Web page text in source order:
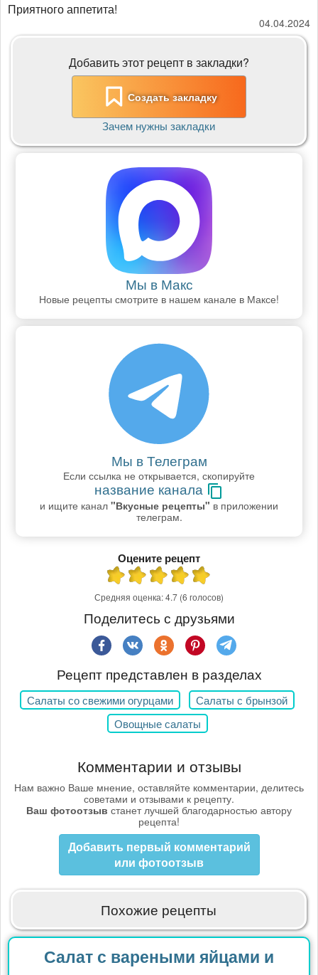
Приятного аппетита!
04.04.2024
Добавить этот рецепт в закладки?
Создать закладку
Зачем нужны закладки
Мы в Макс
Новые рецепты смотрите в нашем канале в Максе!
Мы в Телеграм
Если ссылка не открывается, скопируйте
название канала
и ищите канал "Вкусные рецепты" в приложении
телеграм.
Оцените рецепт
Средняя оценка:4.7 (6 голосов)
Поделитесь с друзьями
Рецепт представлен в разделах
Салаты со свежими огурцами
Салаты с брынзой
Овощные салаты
Комментарии и отзывы
Нам важно Ваше мнение, оставляйте комментарии, делитесь
советами и отзывами к рецепту.
Ваш фотоотзыв станет лучшей благодарностью автору
рецепта!
Добавить первый комментарий
или фотоотзыв
Похожие рецепты
Салат с вареными яйцами и